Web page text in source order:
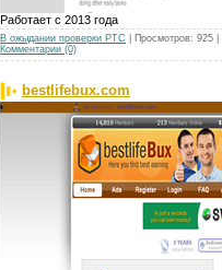
Работает с 2013 года
В ожыдании проверки РТС | Просмотров: 925
Комментарии (0)
bestlifebux.com